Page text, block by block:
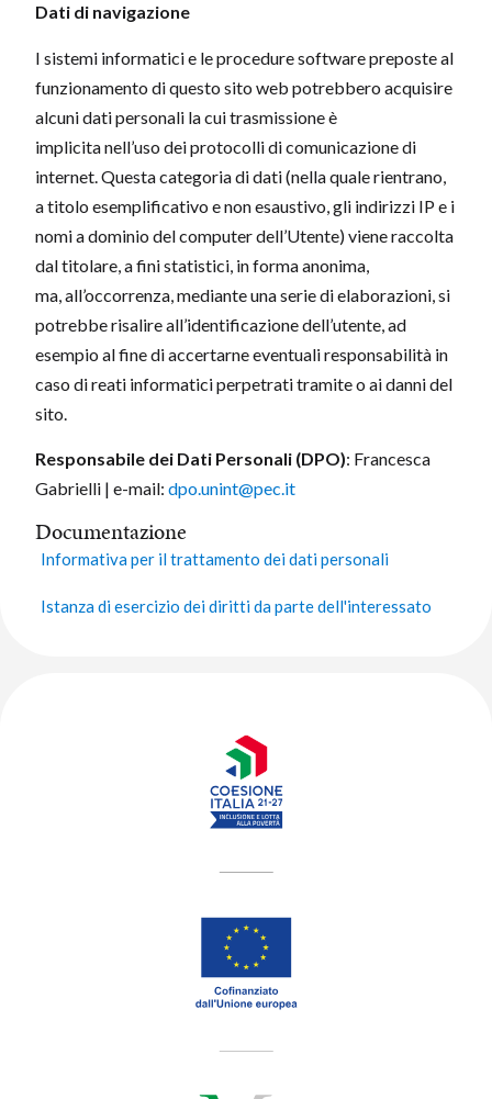
Dati di navigazione
I sistemi informatici e le procedure software preposte al
funzionamento di questo sito web potrebbero acquisire
alcuni dati personali la cui trasmissione è
implicita nell’uso dei protocolli di comunicazione di
internet. Questa categoria di dati (nella quale rientrano,
a titolo esemplificativo e non esaustivo, gli indirizzi IP e i
nomi a dominio del computer dell’Utente) viene raccolta
dal titolare, a fini statistici, in forma anonima,
ma, all’occorrenza, mediante una serie di elaborazioni, si
potrebbe risalire all’identificazione dell’utente, ad
esempio al fine di accertarne eventuali responsabilità in
caso di reati informatici perpetrati tramite o ai danni del
sito.
Responsabile dei Dati Personali (DPO): Francesca
Gabrielli | e-mail: dpo.unint@pec.it
Documentazione
Informativa per il trattamento dei dati personali
Istanza di esercizio dei diritti da parte dell'interessato